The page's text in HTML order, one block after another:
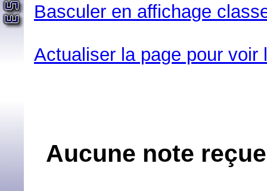
Basculer en affichage
Actualiser la page pour
Aucune note